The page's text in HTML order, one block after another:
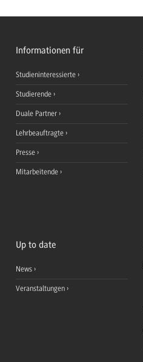
Informationen für
Studieninteressierte
Studierende
Duale Partner
Lehrbeauftragte
Presse
Mitarbeitende
Up to date
News
Veranstaltungen